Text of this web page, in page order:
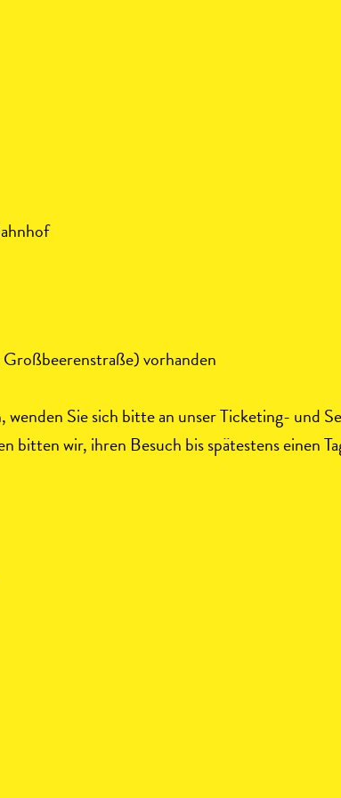
vorhanden
wenden Sie sich bitte an unser Ticketing-
wir, ihren Besuch bis spätestens einen